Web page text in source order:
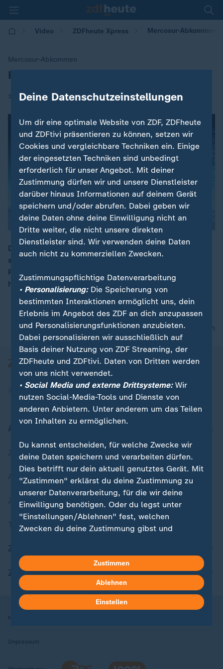
Video ZDFheute Xpress Mercosur-Abkommen:
Mercosur-Abkommen
:EU einigt sich auf Schutzklauseln
18.12.2025 | 10:00
Das Mercosur-Abkommen zwischen der EU und vier
südamerikanischen Staaten soll die größte
Freihandelszone schaffen. Schutzklauseln sollen
heimische Landwirte vor Preisverfall bewahren.
nach oben
Zuletzt veröffentlicht
Aktuelle Sendungs-Videos
ZDFheute Stories
Themen im Überblick
ZDFheute Apps
Nutzungsbedingungen
Impressum
Deine Datenschutzeinstellungen
Um dir eine optimale Website von ZDF, ZDFheute
und ZDFtivi präsentieren zu können, setzen wir
Cookies und vergleichbare Techniken ein. Einige
der eingesetzten Techniken sind unbedingt
erforderlich für unser Angebot. Mit deiner
Zustimmung dürfen wir und unsere Dienstleister
darüber hinaus Informationen auf deinem Gerät
speichern und/oder abrufen. Dabei geben wir
deine Daten ohne deine Einwilligung nicht an
Dritte weiter, die nicht unsere direkten
Dienstleister sind. Wir verwenden deine Daten
auch nicht zu kommerziellen Zwecken.
Zustimmungspflichtige Datenverarbeitung
• Personalisierung:Die Speicherung von
bestimmten Interaktionen ermöglicht uns, dein
Erlebnis im Angebot des ZDF an dich anzupassen
und Personalisierungsfunktionen anzubieten.
Dabei personalisieren wir ausschließlich auf
Basis deiner Nutzung von ZDF Streaming, der
ZDFheute und ZDFtivi. Daten von Dritten werden
von uns nicht verwendet.
• Social Media und externe Drittsysteme:Wir
nutzen Social-Media-Tools und Dienste von
anderen Anbietern. Unter anderem um das Teilen
von Inhalten zu ermöglichen.
Du kannst entscheiden, für welche Zwecke wir
deine Daten speichern und verarbeiten dürfen.
Dies betrifft nur dein aktuell genutztes Gerät. Mit
"Zustimmen" erklärst du deine Zustimmung zu
unserer Datenverarbeitung, für die wir deine
Einwilligung benötigen. Oder du legst unter
"Einstellungen/Ablehnen" fest, welchen
Zwecken du deine Zustimmung gibst und
in deinen Einstellungen widerrufen oder ändern.
Hier findest du das Impressum.
Weitere Informationen findest du in unserer
Datenschutzerklärung.
Zustimmen
Ablehnen
Einstellen